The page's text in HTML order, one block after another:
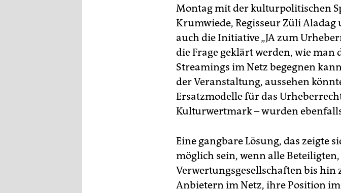
Montag mit der kulturpolitischen
Krumwiede, Regisseur Züli
auch die Initiative „JA zum
die Frage geklärt werden, wie man
Streamings im Netz begegnen
der Veranstaltung, aussehen
Ersatzmodelle für das
Kulturwertmark – wurden
Eine gangbare Lösung, das zeigte
möglich sein, wenn alle
Verwertungsgesellschaften bis hin
Anbietern im Netz, ihre Position